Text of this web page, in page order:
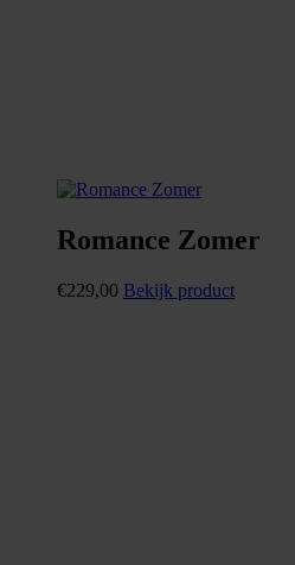
Romance Zomer
€229,00 Bekijk product